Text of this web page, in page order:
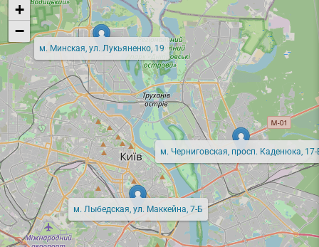
м. Минская, ул. Лукьяненко, 19
м. Лыбедская, ул. Маккейна, 7-Б
м. Черниговская, просп. Каденюка, 17-
+
−